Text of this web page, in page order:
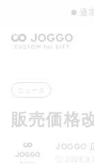
通
ニュース
販売価格
JOGGO